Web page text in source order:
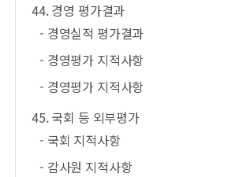
44. 경영 평가결과
- 경영실적 평가결과
- 경영평가 지적사항
- 경영평가 지적사항
45. 국회 등 외부평가
- 국회 지적사항
- 감사원 지적사항